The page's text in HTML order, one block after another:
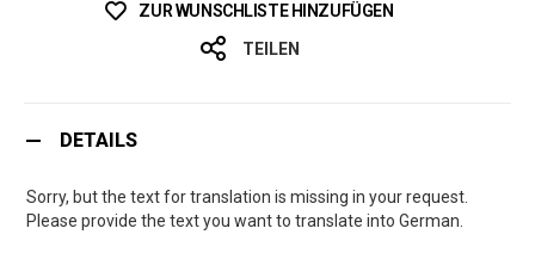
ZUR WUNSCHLISTE HINZUFÜGEN
TEILEN
DETAILS
Sorry, but the text for translation is missing in your request.
Please provide the text you want to translate into German.